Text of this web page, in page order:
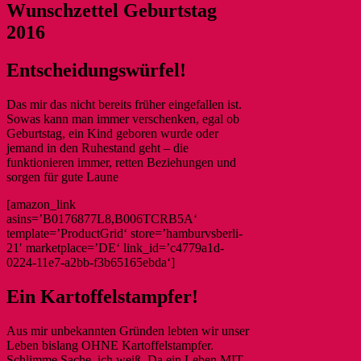
Wunschzettel Geburtstag
2016
Entscheidungswürfel!
Das mir das nicht bereits früher eingefallen ist.
Sowas kann man immer verschenken, egal ob
Geburtstag, ein Kind geboren wurde oder
jemand in den Ruhestand geht – die
funktionieren immer, retten Beziehungen und
sorgen für gute Laune
[amazon_link
asins=’B0176877L8,B006TCRB5A‘
template=’ProductGrid‘ store=’hamburvsberli-
21′ marketplace=’DE‘ link_id=’c4779a1d-
0224-11e7-a2bb-f3b65165ebda‘]
Ein Kartoffelstampfer!
Aus mir unbekannten Gründen lebten wir unser
Leben bislang OHNE Kartoffelstampfer.